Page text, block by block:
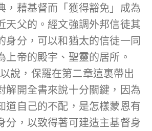
，藉基督而「獲得豁免」成為
天父的。經文強調外邦信徒其
身分，可以和猶太的信徒一同
上帝的殿宇、聖靈的居所。
以說，保羅在第二章這裏帶出
解開全書來說十分關鍵，因為
道自己的不配，是怎樣蒙恩有
分，以致得著可建造主基督身